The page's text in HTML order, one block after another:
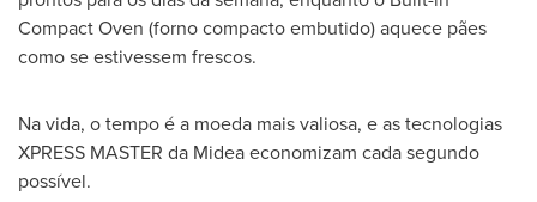
Compact Oven (forno compacto embutido) aquece pães
como se estivessem frescos.
Na vida, o tempo é a moeda mais valiosa, e as tecnologias
XPRESS MASTER da Midea economizam cada segundo
possível.